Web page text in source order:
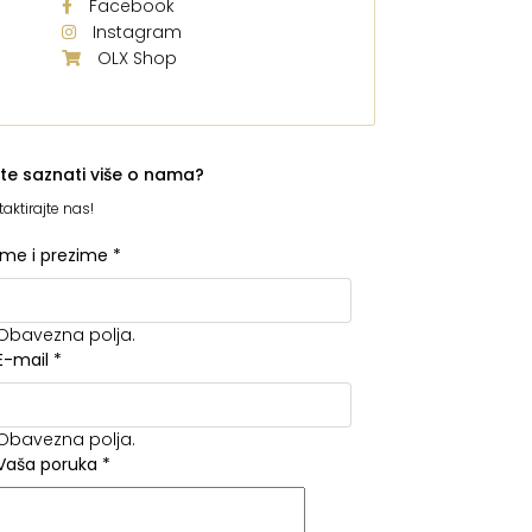
Facebook
Instagram
OLX Shop
saznati više o nama?
nas!
i prezime *
polja.
mail *
polja.
poruka *